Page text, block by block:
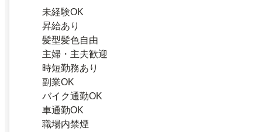
未経験OK
昇給あり
髪型髪色自由
主婦・主夫歓迎
時短勤務あり
副業OK
バイク通勤OK
車通勤OK
職場内禁煙